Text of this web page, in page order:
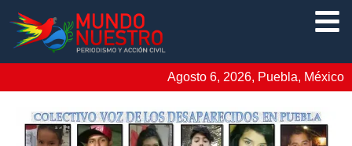
Agosto 6, 2026, Puebla, México